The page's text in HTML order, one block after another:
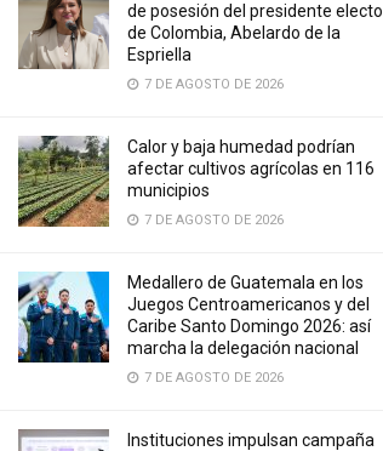
de posesión del presidente electo
de Colombia, Abelardo de la
Espriella
7 DE AGOSTO DE 2026
Calor y baja humedad podrían
afectar cultivos agrícolas en 116
municipios
7 DE AGOSTO DE 2026
Medallero de Guatemala en los
Juegos Centroamericanos y del
Caribe Santo Domingo 2026: así
marcha la delegación nacional
7 DE AGOSTO DE 2026
Instituciones impulsan campaña